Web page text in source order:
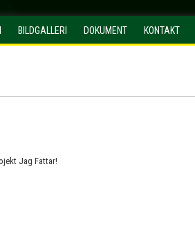
BILDGALLERI DOKUMENT KONTAKT
Jag Fattar!